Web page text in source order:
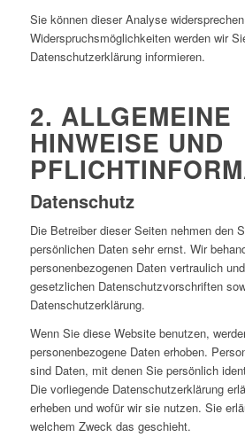
Sie können dieser Analyse
Widerspruchsmöglichkeiten werden wir
Datenschutzerklärung informieren.
2. ALLGEMEINE
HINWEISE UND
Datenschutz
Die Betreiber dieser Seiten nehmen den
persönlichen Daten sehr ernst. Wir
personenbezogenen Daten vertraulich
gesetzlichen Datenschutzvorschriften
Datenschutzerklärung.
Wenn Sie diese Website benutzen,
personenbezogene Daten erhoben.
sind Daten, mit denen Sie persönlich
Die vorliegende Datenschutzerklärung
erheben und wofür wir sie nutzen. Sie
welchem Zweck das geschieht.